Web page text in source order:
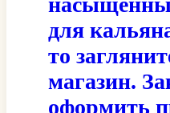
для
то
магазин.
оформить